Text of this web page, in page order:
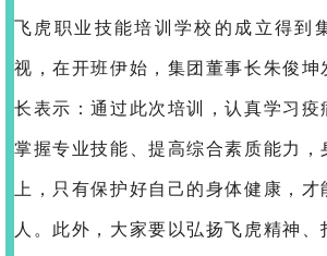
飞虎职业技能培训学校的成立得到
视，在开班伊始，集团董事长朱俊坤
长表示：通过此次培训，认真学习疫
掌握专业技能、提高综合素质能力，
上，只有保护好自己的身体健康，才
人。此外，大家要以弘扬飞虎精神